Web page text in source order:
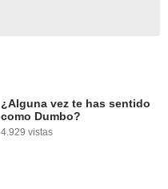
¿Alguna vez te has sentido
como Dumbo?
4.929 vistas